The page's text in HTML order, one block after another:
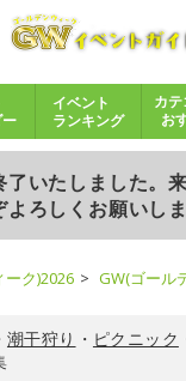
イベント
ランキング
カテ
お
いたしました。
よろしくお願いしま
ク)2026 GW(ゴール
潮干狩り ・ ピクニック